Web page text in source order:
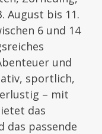
August bis 11.
6 und 14
und
sportlich,
– mit
das
das passende